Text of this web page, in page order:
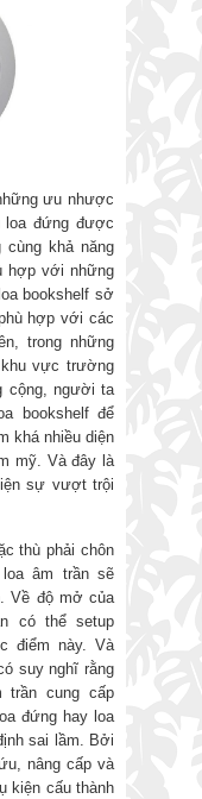
ưu nhược
loa đứng được
khả năng
hợp với những
bookshelf sở
hợp với các
trong những
vực trường
cộng, người ta
bookshelf để
khá nhiều diện
mỹ. Và đây là
sự vượt trội
thù phải chôn
âm trần sẽ
Về độ mở của
có thể setup
điểm này. Và
suy nghĩ rằng
trần cung cấp
đứng hay loa
sai lầm. Bởi
nâng cấp và
kiện cấu thành